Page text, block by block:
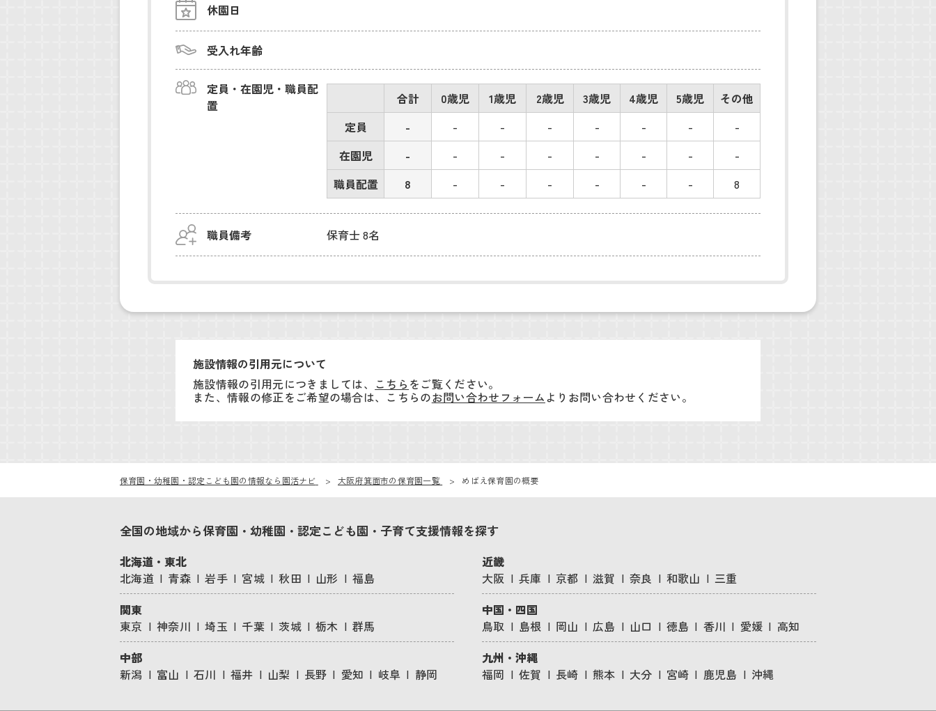
休園日
受入れ年齢
定員・在園児・職員配
置
合計 0歳児 1歳児 2歳児 3歳児 4歳児 5歳児
その他
定員
- - - - - - -
-
在園児
- - - - - - -
-
職員配置
8 - - - - - - 8
職員備考 保育士 8名
施設情報の引用元について
施設情報の引用元につきましては、 こちら をご覧ください。
また、情報の修正をご希望の場合は、こちらのお問い合わせフォームよりお問い合わせください。
保育園・幼稚園・認定こども園の情報なら園活ナビ 大阪府箕面市の保育園一覧 めばえ保育園の概要
全国の地域から保育園・幼稚園・認定こども園・子育て支援情報を探す
北海道・東北
北海道
青森 岩手 宮城 秋田 山形
福島
関東
東京
神奈川 埼玉 千葉 茨城 栃木
群馬
中部
新潟
富山 石川 福井 山梨 長野 愛知 岐阜 静岡
近畿
大阪
兵庫 京都 滋賀 奈良 和歌山
三重
中国・四国
鳥取
島根 岡山 広島 山口 徳島 香川 愛媛
高知
九州・沖縄
福岡
佐賀 長崎 熊本 大分 宮崎 鹿児島 沖縄